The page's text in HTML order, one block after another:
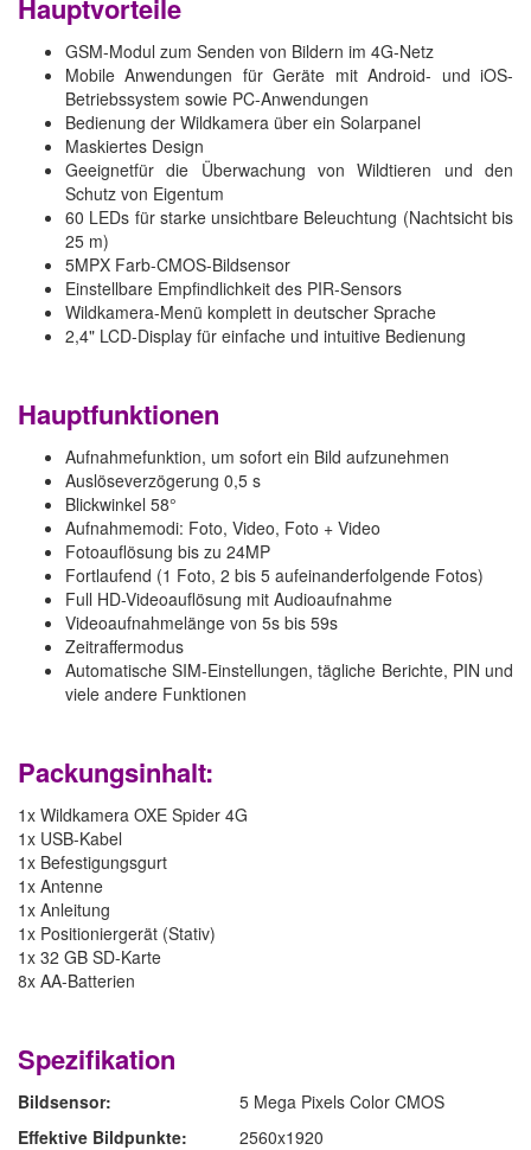
Hauptvorteile
GSM-Modul zum Senden von Bildern im 4G-Netz
Mobile Anwendungen für Geräte mit Android- und iOS-
Betriebssystem sowie PC-Anwendungen
Bedienung der Wildkamera über ein Solarpanel
Maskiertes Design
Geeignetfür die Überwachung von Wildtieren und den
Schutz von Eigentum
60 LEDs für starke unsichtbare Beleuchtung (Nachtsicht bis
25 m)
5MPX Farb-CMOS-Bildsensor
Einstellbare Empfindlichkeit des PIR-Sensors
Wildkamera-Menü komplett in deutscher Sprache
2,4" LCD-Display für einfache und intuitive Bedienung
Hauptfunktionen
Aufnahmefunktion, um sofort ein Bild aufzunehmen
Auslöseverzögerung 0,5 s
Blickwinkel 58°
Aufnahmemodi: Foto, Video, Foto + Video
Fotoauflösung bis zu 24MP
Fortlaufend (1 Foto, 2 bis 5 aufeinanderfolgende Fotos)
Full HD-Videoauflösung mit Audioaufnahme
Videoaufnahmelänge von 5s bis 59s
Zeitraffermodus
Automatische SIM-Einstellungen, tägliche Berichte, PIN und
viele andere Funktionen
Packungsinhalt:
1x Wildkamera OXE Spider 4G
1x USB-Kabel
1x Befestigungsgurt
1x Antenne
1x Anleitung
1x Positioniergerät (Stativ)
1x 32 GB SD-Karte
8x AA-Batterien
Spezifikation
Bildsensor:
5 Mega Pixels Color CMOS
Effektive Bildpunkte:
2560x1920